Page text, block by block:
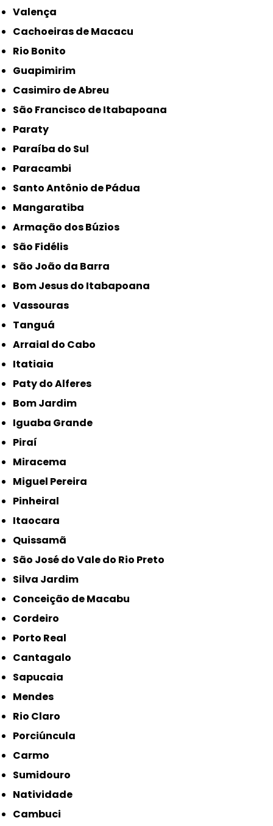
Valença
Cachoeiras de Macacu
Rio Bonito
Guapimirim
Casimiro de Abreu
São Francisco de Itabapoana
Paraty
Paraíba do Sul
Paracambi
Santo Antônio de Pádua
Mangaratiba
Armação dos Búzios
São Fidélis
São João da Barra
Bom Jesus do Itabapoana
Vassouras
Tanguá
Arraial do Cabo
Itatiaia
Paty do Alferes
Bom Jardim
Iguaba Grande
Piraí
Miracema
Miguel Pereira
Pinheiral
Itaocara
Quissamã
São José do Vale do Rio Preto
Silva Jardim
Conceição de Macabu
Cordeiro
Porto Real
Cantagalo
Sapucaia
Mendes
Rio Claro
Porciúncula
Carmo
Sumidouro
Natividade
Cambuci